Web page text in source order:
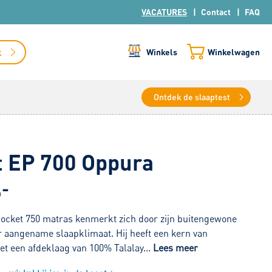
VACATURES Contact FAQ
Winkels Winkelwagen
Ontdek de slaaptest
700 Oppura
750 matras kenmerkt zich door zijn buitengewone
aangename slaapklimaat. Hij heeft een kern van
een afdeklaag van 100% Talalay... Lees meer